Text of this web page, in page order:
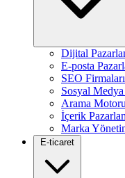
Dijital
E-posta
SEO Firmaları
Sosyal
Arama Motoru
İçerik
Marka
E-ticaret